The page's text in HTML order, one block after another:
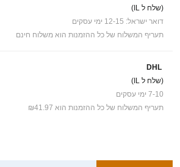
(שלח ל IL)
דואר ישראל: 12-15 ימי עסקים
תעריף המשלוח של כל ההזמנות הוא משלוח חינם
DHL
(שלח ל IL)
7-10 ימי עסקים
תעריף המשלוח של כל ההזמנות הוא ₪41.97